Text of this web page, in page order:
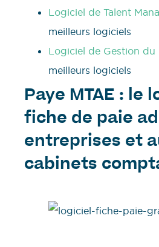
Logiciel de Talent
meilleurs logiciels
Logiciel de Gestion du
meilleurs logiciels
Paye MTAE : le
fiche de paie
entreprises et
cabinets